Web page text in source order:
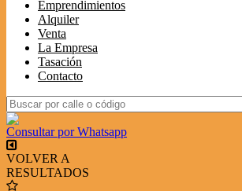
Emprendimientos
Alquiler
Venta
La Empresa
Tasación
Contacto
Consultar por Whatsapp
VOLVER A
RESULTADOS